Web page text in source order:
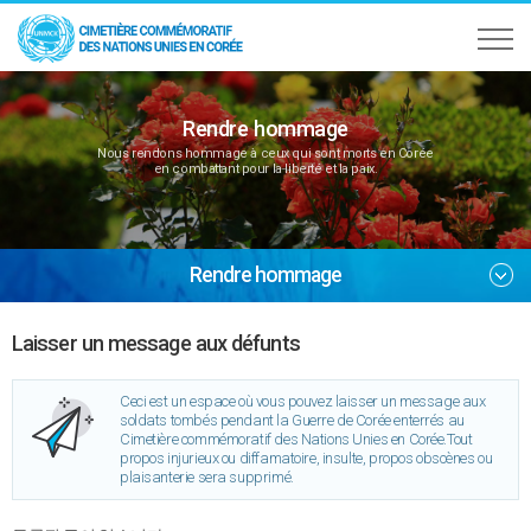
Rendre hommage
Nous rendons hommage à ceux qui sont morts en Corée
en combattant pour la liberté et la paix.
Rendre hommage
Laisser un message aux défunts
Ceci est un espace où vous pouvez laisser un message aux
soldats tombés pendant la Guerre de Corée enterrés au
Cimetière commémoratif des Nations Unies en Corée.Tout
propos injurieux ou diffamatoire, insulte, propos obscènes ou
plaisanterie sera supprimé.